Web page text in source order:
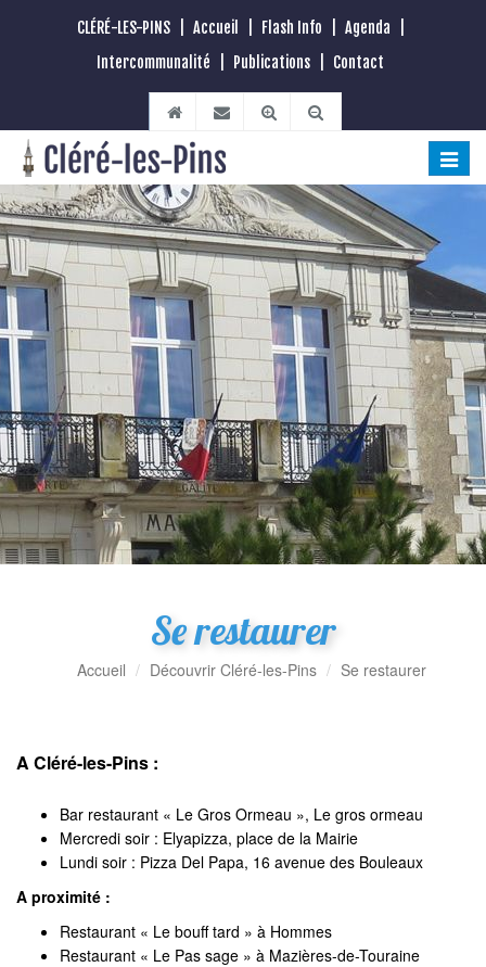
CLÉRÉ-LES-PINS Accueil Flash Info Agenda
Intercommunalité
Publications Contact
Toggle
Se restaurer
Accueil Découvrir Cléré-les-Pins Se restaurer
A Cléré-les-Pins :
Bar restaurant « Le Gros Ormeau », Le gros ormeau
Mercredi soir : Elyapizza, place de la Mairie
Lundi soir : Pizza Del Papa, 16 avenue des Bouleaux
A proximité :
Restaurant « Le bouff tard » à Hommes
Restaurant « Le Pas sage » à Mazières-de-Touraine